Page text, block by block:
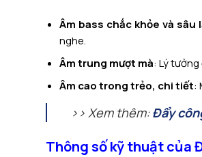
Âm bass chắc khỏe và sâu
nghe.
Âm trung mượt mà: Lý
Âm cao trong trẻo, chi tiết:
>> Xem thêm:Đẩy
Thông số kỹ thuật của